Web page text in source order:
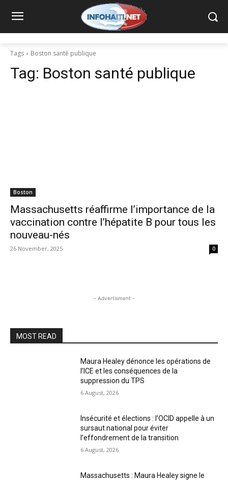
Tags Boston santé publique
Tag: Boston santé publique
Boston
Massachusetts réaffirme l’importance de la
vaccination contre l’hépatite B pour tous les
nouveau-nés
26 November, 2025 0
- Advertisment -
MOST READ
Maura Healey dénonce les opérations de
l’ICE et les conséquences de la
suppression du TPS
6 August, 2026
Insécurité et élections : l’OCID appelle à un
sursaut national pour éviter
l’effondrement de la transition
6 August, 2026
Massachusetts : Maura Healey signe le